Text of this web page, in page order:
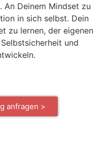
An Deinem Mindset zu
in sich selbst. Dein
zu lernen, der eigenen
und
anfragen >